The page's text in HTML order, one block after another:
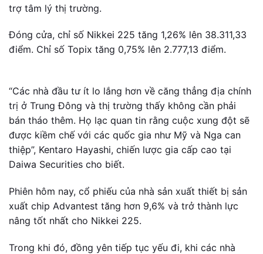
trợ tâm lý thị trường.
Đóng cửa, chỉ số Nikkei 225 tăng 1,26% lên 38.311,33
điểm. Chỉ số Topix tăng 0,75% lên 2.777,13 điểm.
“Các nhà đầu tư ít lo lắng hơn về căng thẳng địa chính
trị ở Trung Đông và thị trường thấy không cần phải
bán tháo thêm. Họ lạc quan tin rằng cuộc xung đột sẽ
được kiềm chế với các quốc gia như Mỹ và Nga can
thiệp”, Kentaro Hayashi, chiến lược gia cấp cao tại
Daiwa Securities cho biết.
Phiên hôm nay, cổ phiếu của nhà sản xuất thiết bị sản
xuất chip Advantest tăng hơn 9,6% và trở thành lực
nâng tốt nhất cho Nikkei 225.
Trong khi đó, đồng yên tiếp tục yếu đi, khi các nhà